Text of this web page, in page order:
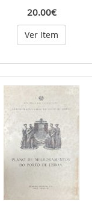
20.00€
Ver Item